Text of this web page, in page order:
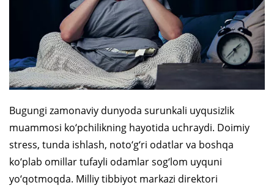
Bugungi zamonaviy dunyoda surunkali uyqusizlik
muammosi ko‘pchilikning hayotida uchraydi. Doimiy
stress, tunda ishlash, noto‘g‘ri odatlar va boshqa
ko‘plab omillar tufayli odamlar sog‘lom uyquni
yo‘qotmoqda. Milliy tibbiyot markazi direktori